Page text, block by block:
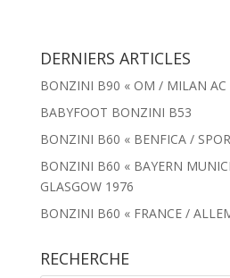
DERNIERS ARTICLES
BONZINI B90 « OM / MILAN
BABYFOOT BONZINI B53
BONZINI B60 « BENFICA /
BONZINI B60 « BAYERN
GLASGOW 1976
BONZINI B60 « FRANCE /
RECHERCHE